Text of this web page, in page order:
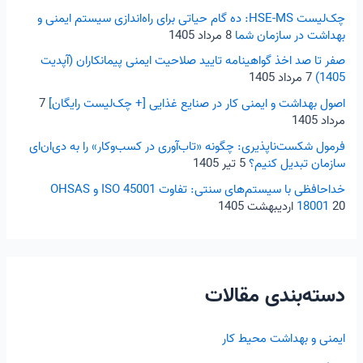
ر
ا
ی
:
چک‌لیست HSE-MS: ده گام حیاتی برای راه‌اندازی سیستم ایمنی و
بهداشت در سازمان شما 8 مرداد 1405
صفر تا صد اخذ گواهینامه تایید صلاحیت ایمنی پیمانکاران (آپدیت
1405) 7 مرداد 1405
اصول بهداشت و ایمنی کار در صنایع غذایی [+ چک‌لیست رایگان] 7
مرداد 1405
فرمول شکست‌ناپذیری: چگونه «تاب‌آوری در کسب‌و‌کار» را به دی‌ان‌ای
سازمان تبدیل کنیم؟5 تیر 1405
خداحافظی با سیستم‌های سنتی: تفاوت ISO 45001 و OHSAS
18001 20 اردیبهشت 1405
دسته‌بندی مقالات
ایمنی و بهداشت محیط کار